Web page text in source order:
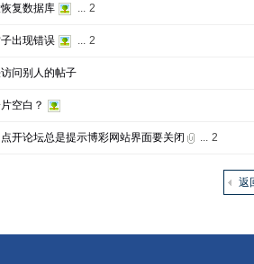
复数据库 ... 2
出现错误 ... 2
问别人的帖子
空白？
开论坛总是提示博彩网站界面要关闭 ... 2
返